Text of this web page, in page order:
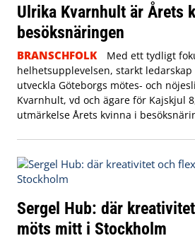
Ulrika Kvarnhult är Årets
besöksnäringen
BRANSCHFOLK
Med ett tydligt
helhetsupplevelsen, starkt
utveckla Göteborgs mötes- och
Kvarnhult, vd och ägare för Kajskjul
utmärkelse Årets kvinna i
Sergel Hub: där
möts mitt i Stockholm